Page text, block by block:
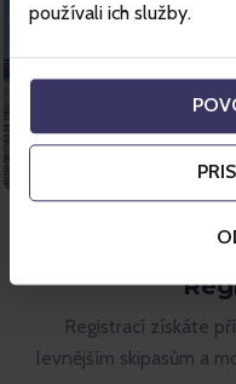
používali ich služby.
Registrací získáte
levnějším skipasům a